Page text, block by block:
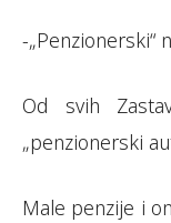
-„Penzionerski“
Od svih
„penzionerski
Male penzije i